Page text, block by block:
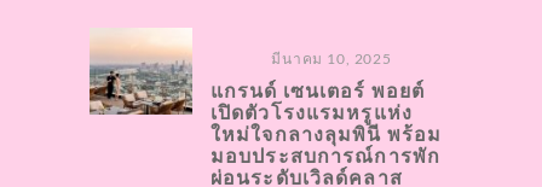
มีนาคม 10, 2025
แกรนด์ เซนเตอร์ พอยต์
เปิดตัวโรงแรมหรูแห่ง
ใหม่ใจกลางลุมพินี พร้อม
มอบประสบการณ์การพัก
ผ่อนระดับเวิลด์คลาส